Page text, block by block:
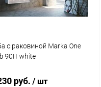
с раковиной Marka One
90П white
руб. / шт